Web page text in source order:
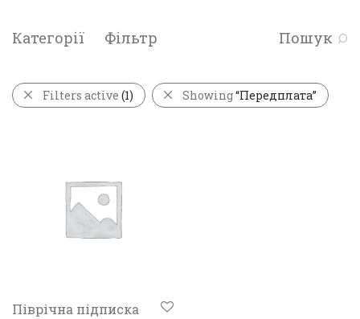
Категорії Фільтр Пошук
Filters active (1) Showing“Передплата”
Піврічна підписка